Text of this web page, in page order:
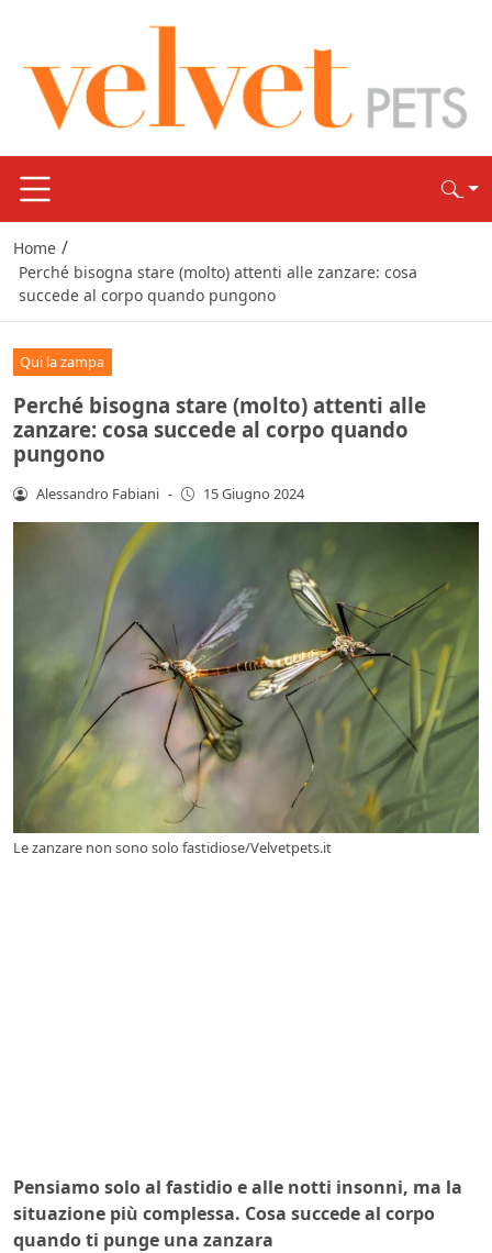
Home /
Perché bisogna stare (molto) attenti alle zanzare: cosa
succede al corpo quando pungono
Qui la zampa
Perché bisogna stare (molto) attenti alle
zanzare: cosa succede al corpo quando
pungono
Alessandro Fabiani - 15 Giugno 2024
Le zanzare non sono solo fastidiose/Velvetpets.it
Pensiamo solo al fastidio e alle notti insonni, ma la
situazione più complessa. Cosa succede al corpo
quando ti punge una zanzara